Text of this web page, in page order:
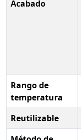
Acabado
Rango de
temperatura
Reutilizable